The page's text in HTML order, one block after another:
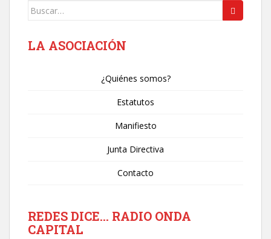
Buscar:
LA ASOCIACIÓN
¿Quiénes somos?
Estatutos
Manifiesto
Junta Directiva
Contacto
REDES DICE… RADIO ONDA
CAPITAL